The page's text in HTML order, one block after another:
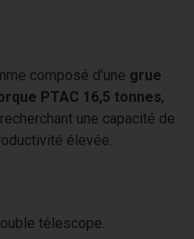
composé d'une grue
PTAC 16,5 tonnes,
une capacité de
élevée.
télescope.